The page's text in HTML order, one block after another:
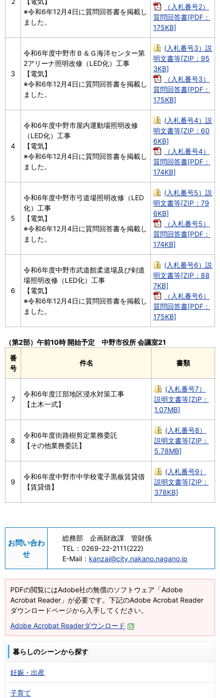
※令和6年12月4日に質問回答書を掲載し
ました。
（入札番号2）
質問回答書[PDF：
175KB]
3
令和6年度中野市Ｂ＆Ｇ海洋センター第
2アリーナ照明改修（LED化）工事
【電気】
※令和6年12月4日に質問回答書を掲載し
ました。
(入札番号3）説
明文書等[ZIP：95
3KB]
（入札番号3）
質問回答書[PDF：
175KB]
4
令和6年度中野市屋内運動場照明改修
（LED化）工事
【電気】
※令和6年12月4日に質問回答書を掲載し
ました。
(入札番号4）説
明文書等[ZIP：60
6KB]
（入札番号4）
質問回答書[PDF：
174KB]
5
令和6年度中野市弓道場照明改修（LED
化）工事
【電気】
※令和6年12月4日に質問回答書を掲載し
ました。
(入札番号5）説
明文書等[ZIP：79
6KB]
（入札番号5）
質問回答書[PDF：
174KB]
6
令和6年度中野市武道館柔道場及び剣道
場照明改修（LED化）工事
【電気】
※令和6年12月4日に質問回答書を掲載し
ました。
(入札番号6）説
明文書等[ZIP：88
7KB]
（入札番号6）
質問回答書[PDF：
175KB]
番
号
件名 書類
（第2部）午前10時 開始予定 中野市役所 会議室21
7
令和6年度江部地区浸水対策工事
【土木一式】
(入札番号7）
説明文書等[ZIP：
1.07MB]
8
令和6年度街路樹剪定業務委託
【その他業務委託】
(入札番号8）
説明文書等[ZIP：
5.78MB]
9
令和6年度中野市中学校電子黒板賃貸借
【賃貸借】
(入札番号9）
説明文書等[ZIP：
378KB]
お問い合わ
せ
総務部 企画財政課 管財係
TEL： 0269-22-2111(222)
E-Mail： kanzai@city.nakano.nagano.jp
PDFの閲覧にはAdobe社の無償のソフトウェア「Adobe
Acrobat Reader」が必要です。下記のAdobe Acrobat Reader
ダウンロードページから入手してください。
Adobe Acrobat Readerダウンロード
暮らしのシーンから探す
妊娠・出産
子育て